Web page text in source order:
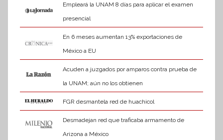
Empleará la UNAM 8 días para aplicar el examen
presencial
En 6 meses aumentan 13% exportaciones de
México a EU
Acuden a juzgados por amparos contra prueba de
la UNAM; aún no los obtienen
FGR desmantela red de huachicol
Desmadejan red que traficaba armamento de
Arizona a México